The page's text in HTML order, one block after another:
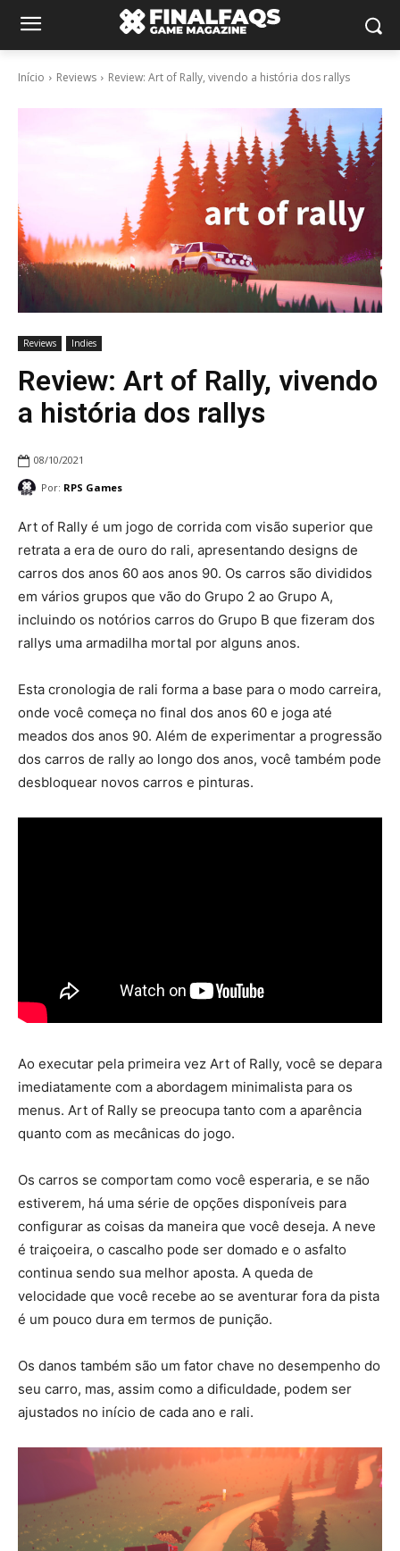
Início Reviews Review: Art of Rally, vivendo a história dos rallys
Reviews Indies
Review: Art of Rally, vivendo
a história dos rallys
08/10/2021
Por: RPS Games
Art of Rally é um jogo de corrida com visão superior que
retrata a era de ouro do rali, apresentando designs de
carros dos anos 60 aos anos 90. Os carros são divididos
em vários grupos que vão do Grupo 2 ao Grupo A,
incluindo os notórios carros do Grupo B que fizeram dos
rallys uma armadilha mortal por alguns anos.
Esta cronologia de rali forma a base para o modo carreira,
onde você começa no final dos anos 60 e joga até
meados dos anos 90. Além de experimentar a progressão
dos carros de rally ao longo dos anos, você também pode
desbloquear novos carros e pinturas.
Ao executar pela primeira vez Art of Rally, você se depara
imediatamente com a abordagem minimalista para os
menus. Art of Rally se preocupa tanto com a aparência
quanto com as mecânicas do jogo.
Os carros se comportam como você esperaria, e se não
estiverem, há uma série de opções disponíveis para
configurar as coisas da maneira que você deseja. A neve
é ​​traiçoeira, o cascalho pode ser domado e o asfalto
continua sendo sua melhor aposta. A queda de
velocidade que você recebe ao se aventurar fora da pista
é um pouco dura em termos de punição.
Os danos também são um fator chave no desempenho do
seu carro, mas, assim como a dificuldade, podem ser
ajustados no início de cada ano e rali.